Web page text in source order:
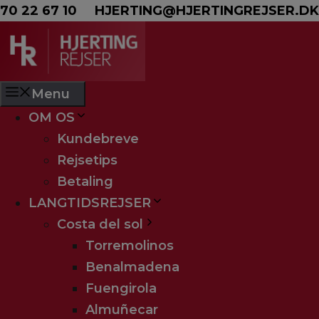
Hop til indhold
70 22 67 10 HJERTING@HJERTINGREJSER.DK
Menu
OM OS
Kundebreve
Rejsetips
Betaling
LANGTIDSREJSER
Costa del sol
Torremolinos
Benalmadena
Fuengirola
Almuñecar
Plaza Regency